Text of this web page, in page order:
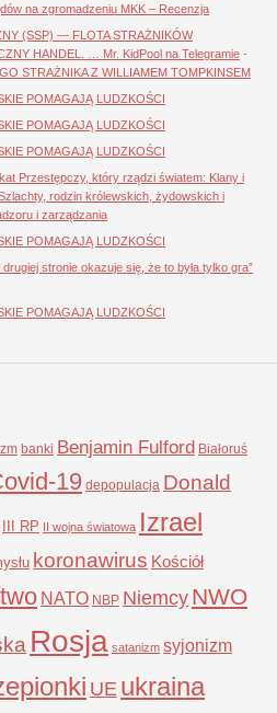
na zgromadzeniu MKK – Recenzja
(SSP) — FLOTA STRAŻNIKÓW
HANDEL. … Mr. KidPool na Telegramie -
STRAŻNIKA Z WILLIAMEM TOMPKINSEM
POMAGAJĄ LUDZKOŚCI
POMAGAJĄ LUDZKOŚCI
POMAGAJĄ LUDZKOŚCI
Przestępczy, który rządzi światem: Klany i
rodzin królewskich, żydowskich i
i zarządzania
POMAGAJĄ LUDZKOŚCI
stronie okazuje się, że to była tylko gra”
POMAGAJĄ LUDZKOŚCI
banki Benjamin Fulford Białoruś
19 depopulacja Donald
III RP II wojna światowa Izrael
koronawirus Kościół
NATO NBP NiemcyNWO
Rosja satanizm syjonizm
UE ukraina